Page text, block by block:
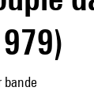
bande